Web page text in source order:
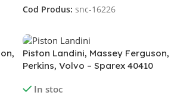
Cod Produs: snc-16226
Piston Landini, Massey Ferguson,
Perkins, Volvo – Sparex 40410
In stoc